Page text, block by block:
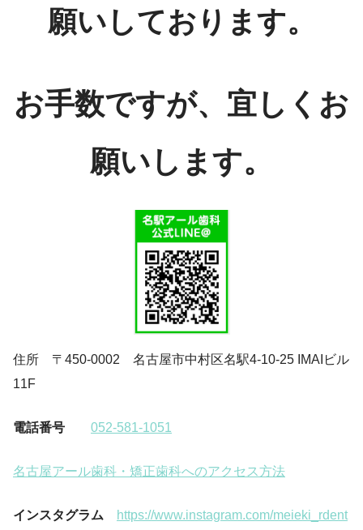
願いしております。
お手数ですが、宜しくお
願いします。
住所 〒450-0002 名古屋市中村区名駅4-10-25 IMAIビル
11F
電話番号 052-581-1051
名古屋アール歯科・矯正歯科へのアクセス方法
インスタグラム https://www.instagram.com/meieki_rdent